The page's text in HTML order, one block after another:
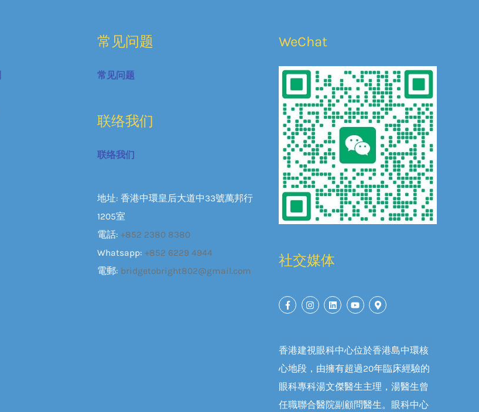
常见问题
常见问题
联络我们
联络我们
地址: 香港中環皇后大道中33號萬邦行
1205室
電話: +852 2380 8380
Whatsapp: +852 6229 4944
電郵: bridgetobright802@gmail.com
WeChat
社交媒体
香港建視眼科中心位於香港島中環核
心地段，由擁有超過20年臨床經驗的
眼科專科湯文傑醫生主理，湯醫生曾
任職聯合醫院副顧問醫生。眼科中心